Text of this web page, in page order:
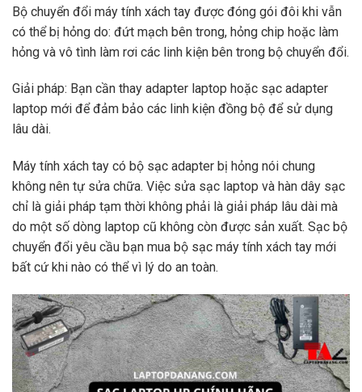
Bộ chuyển đổi máy tính xách tay được đóng gói đôi khi vẫn
có thể bị hỏng do: đứt mạch bên trong, hỏng chip hoặc làm
hỏng và vô tình làm rơi các linh kiện bên trong bộ chuyển đổi.
Giải pháp: Bạn cần thay adapter laptop hoặc sạc adapter
laptop mới để đảm bảo các linh kiện đồng bộ để sử dụng
lâu dài.
Máy tính xách tay có bộ sạc adapter bị hỏng nói chung
không nên tự sửa chữa. Việc sửa sạc laptop và hàn dây sạc
chỉ là giải pháp tạm thời không phải là giải pháp lâu dài mà
do một số dòng laptop cũ không còn được sản xuất. Sạc bộ
chuyển đổi yêu cầu bạn mua bộ sạc máy tính xách tay mới
bất cứ khi nào có thể vì lý do an toàn.